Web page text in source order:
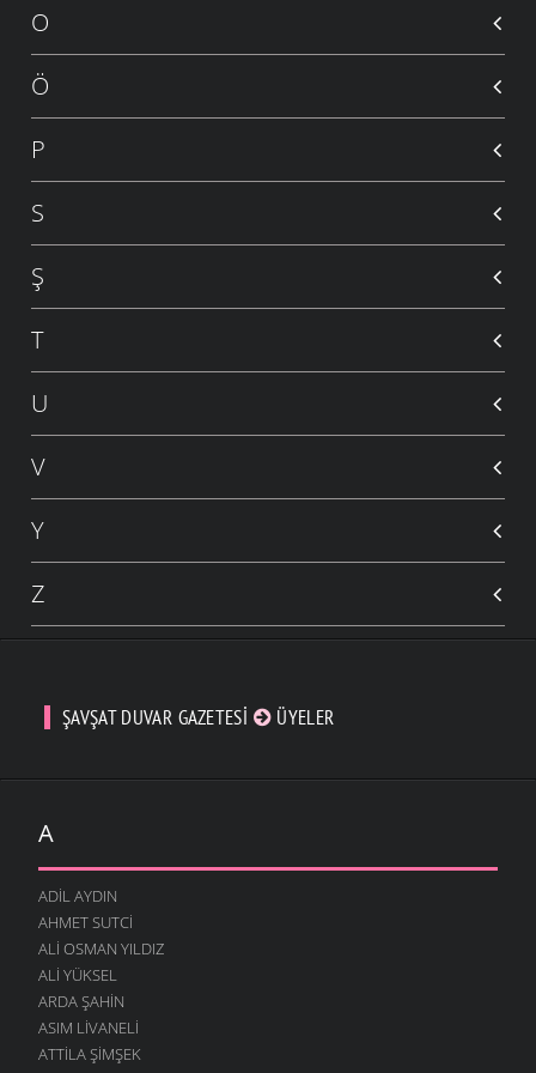
O
Ö
P
S
Ş
T
U
V
Y
Z
ŞAVŞAT DUVAR GAZETESI ÜYELER
A
ADIL AYDIN
AHMET SUTCI
ALI OSMAN YILDIZ
ALI YÜKSEL
ARDA ŞAHIN
ASIM LIVANELI
ATTILA ŞIMŞEK